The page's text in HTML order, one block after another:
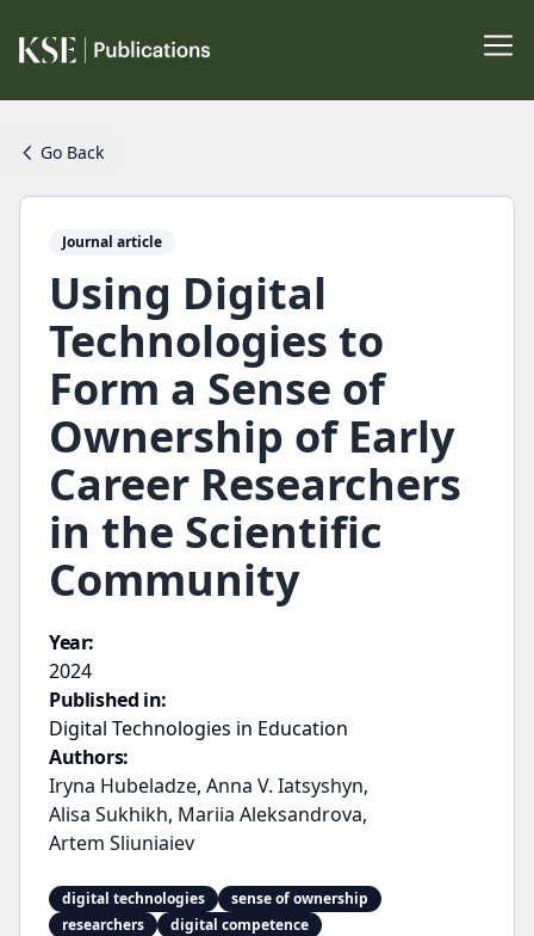
Go Back
Journal article
Using Digital
Technologies to
Form a Sense of
Ownership of Early
Career Researchers
in the Scientific
Community
Year:
2024
Published in:
Digital Technologies in Education
Authors:
Iryna Hubeladze, Anna V. Iatsyshyn,
Alisa Sukhikh, Mariia Aleksandrova,
Artem Sliuniaiev
digital technologies
sense of ownership
researchers
digital competence